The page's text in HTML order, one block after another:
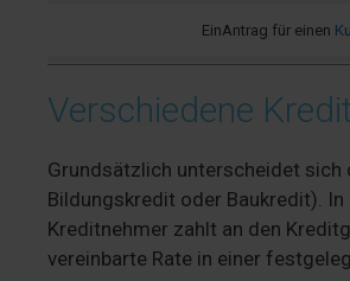
EinAntrag für einen
Verschiedene
Grundsätzlich unterscheidet sich
Bildungskredit oder Baukredit).
Kreditnehmer zahlt an den
vereinbarte Rate in einer